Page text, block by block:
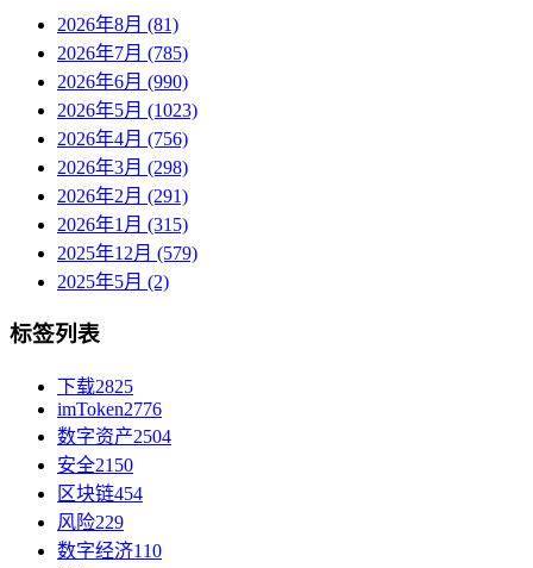
2026年8月 (81)
2026年7月 (785)
2026年6月 (990)
2026年5月 (1023)
2026年4月 (756)
2026年3月 (298)
2026年2月 (291)
2026年1月 (315)
2025年12月 (579)
2025年5月 (2)
标签列表
下载2825
imToken2776
数字资产2504
安全2150
区块链454
风险229
数字经济110